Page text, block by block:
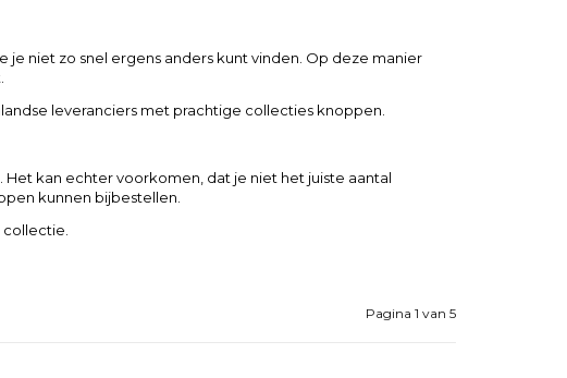
niet zo snel ergens anders kunt vinden. Op deze manier
leveranciers met prachtige collecties knoppen.
kan echter voorkomen, dat je niet het juiste aantal
kunnen bijbestellen.
Pagina 1 van 5